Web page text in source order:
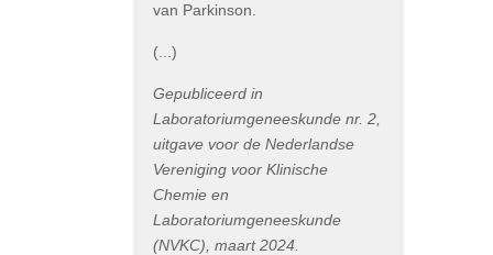
van Parkinson.
(...)
Gepubliceerd in
Laboratoriumgeneeskunde nr. 2,
uitgave voor de Nederlandse
Vereniging voor Klinische
Chemie en
Laboratoriumgeneeskunde
(NVKC), maart 2024.